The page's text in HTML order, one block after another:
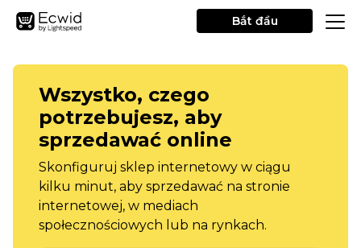
Bắt đầu
Wszystko, czego
potrzebujesz, aby
sprzedawać online
Skonfiguruj sklep internetowy w ciągu
kilku minut, aby sprzedawać na stronie
internetowej, w mediach
społecznościowych lub na rynkach.